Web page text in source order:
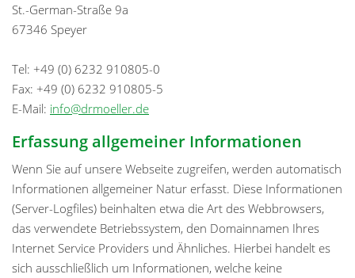
St.-German-Straße 9a
67346 Speyer
Tel: +49 (0) 6232 910805-0
Fax: +49 (0) 6232 910805-5
E-Mail: info@drmoeller.de
Erfassung allgemeiner Informationen
Wenn Sie auf unsere Webseite zugreifen, werden automatisch
Informationen allgemeiner Natur erfasst. Diese Informationen
(Server-Logfiles) beinhalten etwa die Art des Webbrowsers,
das verwendete Betriebssystem, den Domainnamen Ihres
Internet Service Providers und Ähnliches. Hierbei handelt es
sich ausschließlich um Informationen, welche keine